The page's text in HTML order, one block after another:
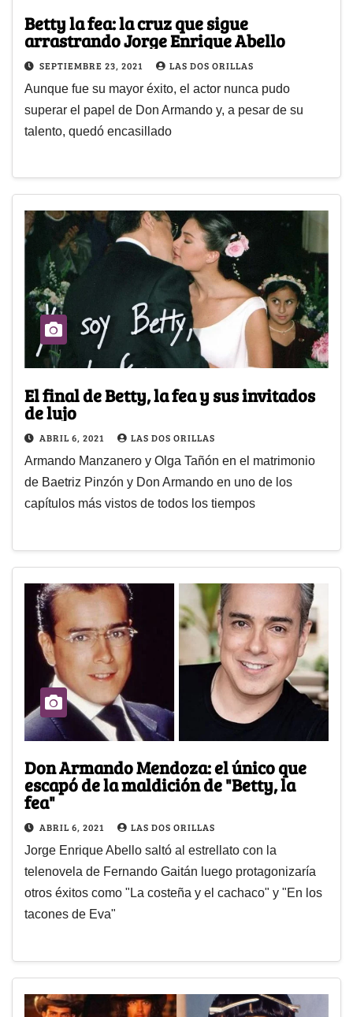
Betty la fea: la cruz que sigue
arrastrando Jorge Enrique Abello
SEPTIEMBRE 23, 2021 LAS DOS ORILLAS
Aunque fue su mayor éxito, el actor nunca pudo
superar el papel de Don Armando y, a pesar de su
talento, quedó encasillado
El final de Betty, la fea y sus invitados
de lujo
ABRIL 6, 2021 LAS DOS ORILLAS
Armando Manzanero y Olga Tañón en el matrimonio
de Baetriz Pinzón y Don Armando en uno de los
capítulos más vistos de todos los tiempos
Don Armando Mendoza: el único que
escapó de la maldición de "Betty, la
fea"
ABRIL 6, 2021 LAS DOS ORILLAS
Jorge Enrique Abello saltó al estrellato con la
telenovela de Fernando Gaitán luego protagonizaría
otros éxitos como "La costeña y el cachaco" y "En los
tacones de Eva"